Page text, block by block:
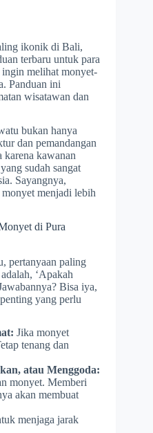
ikonik di Bali,
terbaru untuk para
melihat monyet-
Panduan ini
wisatawan dan
bukan hanya
dan pemandangan
karena kawanan
sudah sangat
Sayangnya,
menjadi lebih
di Pura
pertanyaan paling
‘Apakah
Bisa iya,
yang perlu
Jika monyet
tenang dan
atau Menggoda:
monyet. Memberi
akan membuat
menjaga jarak